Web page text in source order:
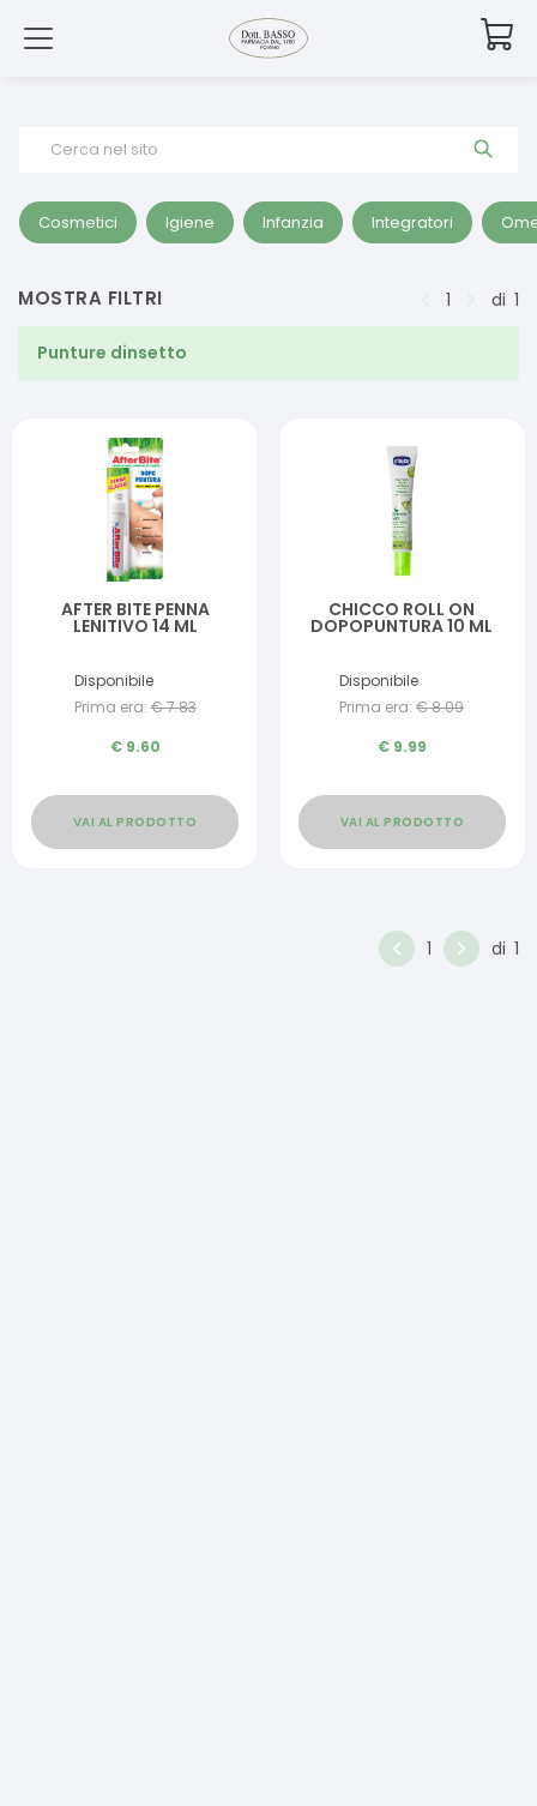
Cerca nel sito
Cosmetici Igiene Infanzia Integratori
MOSTRA FILTRI 1 di 1
Punture dinsetto
AFTER BITE PENNA
LENITIVO 14 ML
Disponibile
Prima era: €7.83
€ 9.60
VAI AL PRODOTTO
CHICCO ROLL ON
DOPOPUNTURA 10 ML
Disponibile
Prima era: €8.09
€ 9.99
VAI AL PRODOTTO
1 di 1